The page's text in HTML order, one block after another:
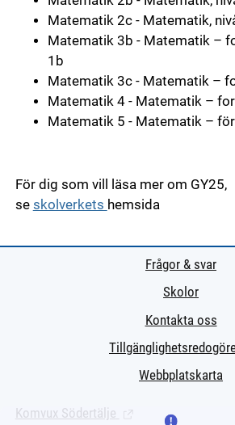
Matematik 2c - Matematik,
Matematik 3b - Matematik –
1b
Matematik 3c - Matematik –
Matematik 4 - Matematik –
Matematik 5 - Matematik –
För dig som vill läsa mer om GY25,
se skolverkets hemsida
Frågor & svar
Skolor
Kontakta oss
Webbplatskarta
Komvux Södertälje (Länk till extern sida.)